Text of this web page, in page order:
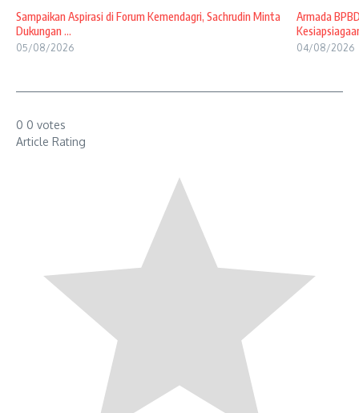
Sampaikan Aspirasi di Forum Kemendagri, Sachrudin Minta
Dukungan ...
05/08/2026
Armada
04/08/2026
0 0 votes
Article Rating